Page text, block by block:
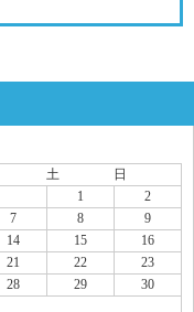
土
日
1
2
7 8
9
14 15
16
21 22
23
28 29
30